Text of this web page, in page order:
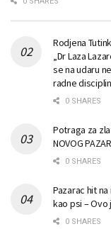
Rodjena
„Dr Laza
se na udaru
radne
0 SHARES
Potraga za
NOVOG
0 SHARES
Pazarac hit
kao psi –
0 SHARES